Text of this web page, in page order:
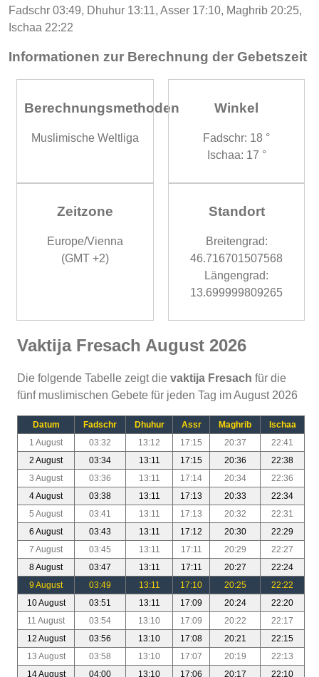
Fadschr 03:49, Dhuhur 13:11, Asser 17:10, Maghrib 20:25,
Ischaa 22:22
Informationen zur Berechnung der Gebetszeit
Berechnungsmethoden
Muslimische Weltliga
Winkel
Fadschr: 18 °
Ischaa: 17 °
Zeitzone
Europe/Vienna
(GMT +2)
Standort
Breitengrad:
46.716701507568
Längengrad:
13.699999809265
Vaktija Fresach August 2026
Die folgende Tabelle zeigt die vaktija Fresach für die
fünf muslimischen Gebete für jeden Tag im August 2026
Datum Fadschr Dhuhur Assr Maghrib
Ischaa
1 August
03:32 13:12 17:15 20:37
22:41
2 August
03:34 13:11 17:15 20:36
22:38
3 August
03:36 13:11 17:14 20:34
22:36
4 August
03:38 13:11 17:13 20:33
22:34
5 August
03:41 13:11 17:13 20:32
22:31
6 August
03:43 13:11 17:12 20:30
22:29
7 August
03:45 13:11 17:11 20:29
22:27
8 August
03:47 13:11 17:11 20:27
22:24
9 August
03:49 13:11 17:10 20:25
22:22
10 August
03:51 13:11 17:09 20:24
22:20
11 August
03:54 13:10 17:09 20:22
22:17
12 August
03:56 13:10 17:08 20:21
22:15
13 August
03:58 13:10 17:07 20:19
22:13
14 August
04:00 13:10 17:06 20:17 22:10